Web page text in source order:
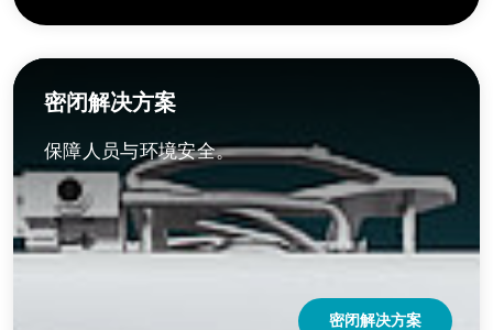
密闭解决方案
保障人员与环境安全。
密闭解决方案